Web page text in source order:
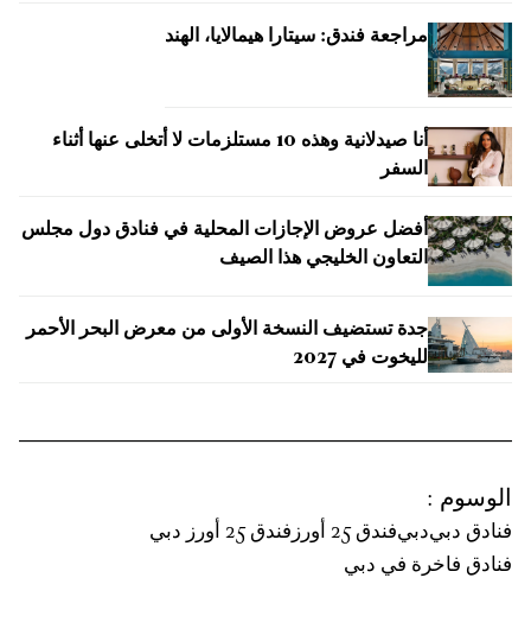
مراجعة فندق: سيتارا هيمالايا، الهند
أنا صيدلانية وهذه 10 مستلزمات لا أتخلى عنها أثناء
السفر
أفضل عروض الإجازات المحلية في فنادق دول مجلس
التعاون الخليجي هذا الصيف
جدة تستضيف النسخة الأولى من معرض البحر الأحمر
لليخوت في 2027
الوسوم :
فنادق دبيدبيفندق 25 أورز
فندق 25 أورز دبي
فنادق فاخرة في دبي